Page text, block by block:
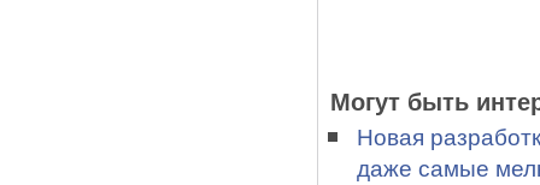
Могут быть
Новая
даже самые